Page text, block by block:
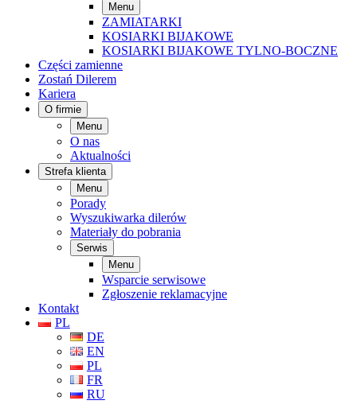
Menu
ZAMIATARKI
KOSIARKI BIJAKOWE
KOSIARKI BIJAKOWE TYLNO-BOCZNE
Części zamienne
Zostań Dilerem
Kariera
O firmie
Menu
O nas
Aktualności
Strefa klienta
Menu
Porady
Wyszukiwarka dilerów
Materiały do pobrania
Serwis
Menu
Wsparcie serwisowe
Zgłoszenie reklamacyjne
Kontakt
PL
DE
EN
PL
FR
RU